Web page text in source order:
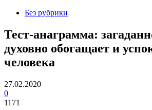
Без рубрики
Тест-анаграмма:
духовно обогащает и
человека
27.02.2020
0
1171